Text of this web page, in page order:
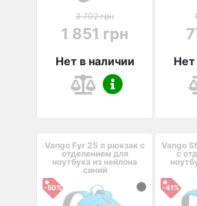
3 702 грн
1 851 грн
Нет в наличии Нет
Vango Fyr 25 л рюкзак с
отделением для
ноутбука из нейлона
синий
-50%
Vango
с
-41%